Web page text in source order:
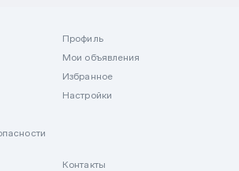
Профиль
Мои объявления
Избранное
Настройки
Контакты